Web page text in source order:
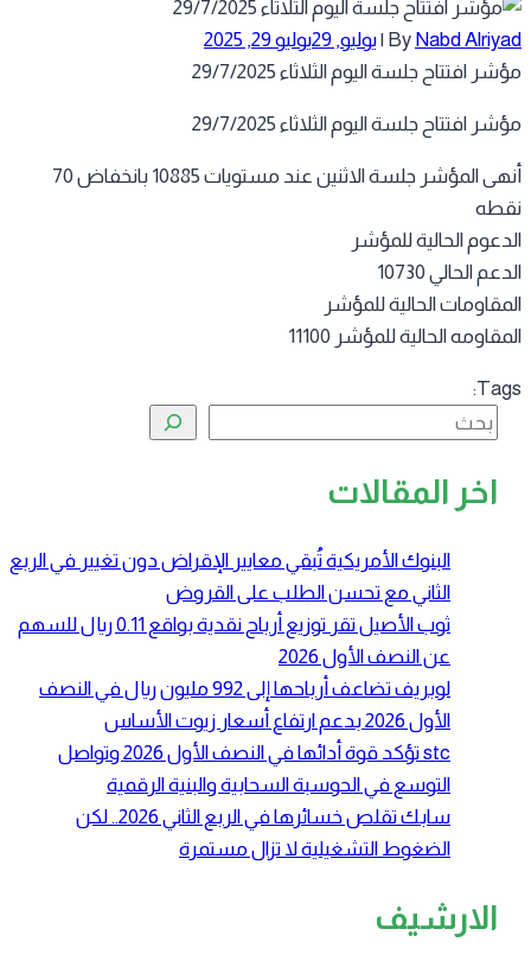
ByNabd
|يوليو, 29
يوليو 29, 2025
افتتاح جلسة اليوم الثلاثاء 29/7/2025
افتتاح جلسة اليوم الثلاثاء 29/7/2025
أنهى المؤشر جلسة الاثنين عند مستويات 10885 بانخفاض 70
الحالية للمؤشر
الحالي 10730
الحالية للمؤشر
الحالية للمؤشر 11100
البحث
اخر المقالات
البنوك الأمريكية تُبقي معايير الإقراض دون تغيير في الربع
الثاني مع تحسن الطلب على القروض
ثوب الأصيل تقر توزيع أرباح نقدية بواقع 0.11 ريال للسهم
عن النصف الأول 2026
لوبريف تضاعف أرباحها إلى 992 مليون ريال في النصف
الأول 2026 بدعم ارتفاع أسعار زيوت الأساس
stc تؤكد قوة أدائها في النصف الأول 2026 وتواصل
التوسع في الحوسبة السحابية والبنية الرقمية
سابك تقلص خسائرها في الربع الثاني 2026.. لكن
الضغوط التشغيلية لا تزال مستمرة
الارشيف